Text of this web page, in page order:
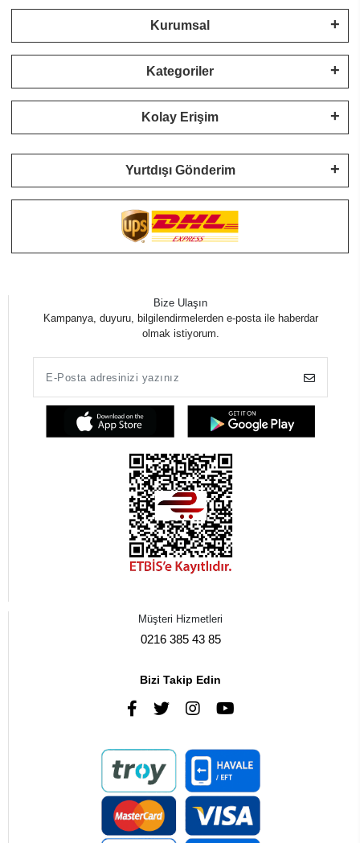
Kurumsal
Kategoriler
Kolay Erişim
Yurtdışı Gönderim
Bize Ulaşın
Kampanya, duyuru, bilgilendirmelerden e-posta ile haberdar
olmak istiyorum.
Müşteri Hizmetleri
0216 385 43 85
Bizi Takip Edin